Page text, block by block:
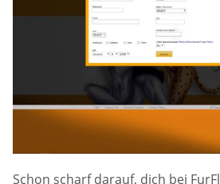
Schon scharf darauf, dich bei